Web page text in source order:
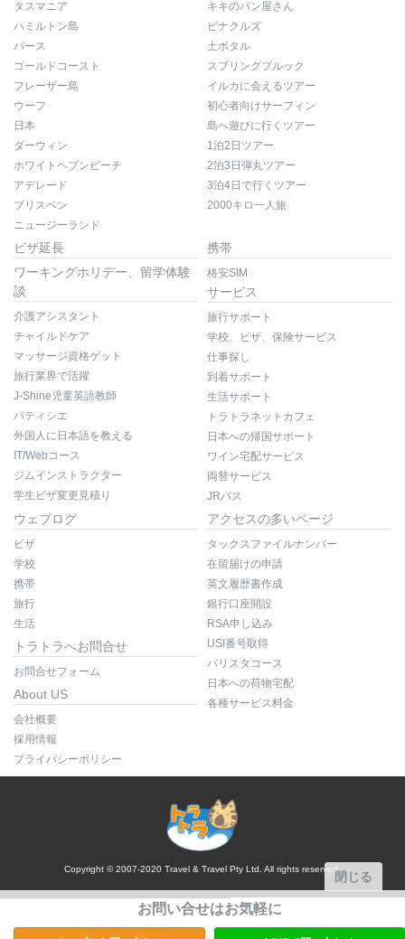
タスマニア
ハミルトン島
パース
ゴールドコースト
フレーザー島
ウーフ
日本
ダーウィン
ホワイトヘブンビーチ
アデレード
ブリスベン
ニュージーランド
キキのパン屋さん
ピナクルズ
土ボタル
スプリングブルック
イルカに会えるツアー
初心者向けサーフィン
島へ遊びに行くツアー
1泊2日ツアー
2泊3日弾丸ツアー
3泊4日で行くツアー
2000キロ一人旅
ビザ延長
ワーキングホリデー、留学体験
談
介護アシスタント
チャイルドケア
マッサージ資格ゲット
旅行業界で活躍
J-Shine児童英語教師
パティシエ
外国人に日本語を教える
IT/Webコース
ジムインストラクター
学生ビザ変更見積り
携帯
格安SIM
サービス
旅行サポート
学校、ビザ、保険サービス
仕事探し
到着サポート
生活サポート
トラトラネットカフェ
日本への帰国サポート
ワイン宅配サービス
両替サービス
JRパス
ウェブログ
ビザ
学校
携帯
旅行
生活
トラトラへお問合せ
お問合せフォーム
About US
会社概要
採用情報
プライバシーポリシー
アクセスの多いページ
タックスファイルナンバー
在留届けの申請
英文履歴書作成
銀行口座開設
RSA申し込み
USI番号取得
バリスタコース
日本への荷物宅配
各種サービス料金
Copyright © 2007-2020 Travel & Travel Pty Ltd. All rights reserved.
閉じる
お問い合せはお気軽に